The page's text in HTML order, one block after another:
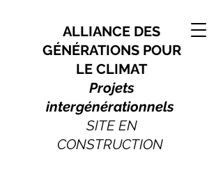
ALLIANCE DES
GÉNÉRATIONS POUR
LE CLIMAT
Projets
intergénérationnels
SITE EN
CONSTRUCTION